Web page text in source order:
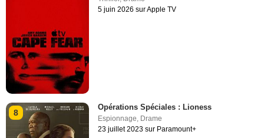
5 juin 2026 sur Apple TV
8
Opérations Spéciales : Lioness
Espionnage, Drame
23 juillet 2023 sur Paramount+